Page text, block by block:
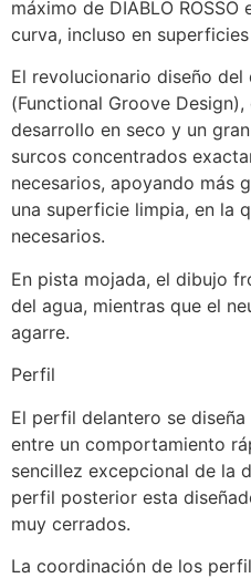
máximo de DIABLO
curva, incluso en
El revolucionario diseño del
(Functional Groove
desarrollo en seco y un
surcos concentrados
necesarios, apoyando más
una superficie limpia, en la
necesarios.
En pista mojada, el dibujo
del agua, mientras que el
agarre.
Perfil
El perfil delantero se
entre un comportamiento
sencillez excepcional de la
perfil posterior esta
muy cerrados.
La coordinación de los